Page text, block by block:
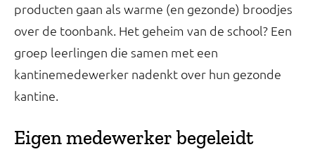
producten gaan als warme (en gezonde) broodjes
over de toonbank. Het geheim van de school? Een
groep leerlingen die samen met een
kantinemedewerker nadenkt over hun gezonde
kantine.
Eigen medewerker begeleidt